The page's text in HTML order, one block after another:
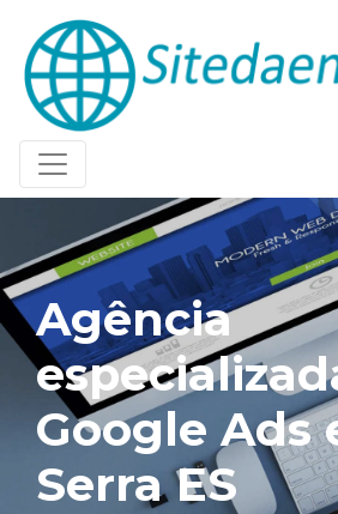
Agência
Google Ads
Serra ES